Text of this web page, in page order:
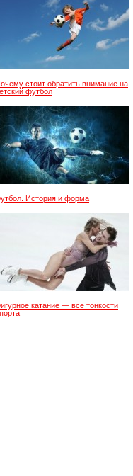
стоит обратить внимание на
футбол
История и форма
катание — все тонкости